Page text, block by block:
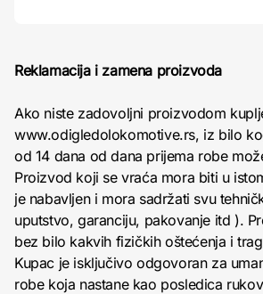
Reklamacija i zamena proizvoda
Ako niste zadovoljni proizvodom
www.odigledolokomotive.rs, iz bilo
od 14 dana od dana prijema robe
Proizvod koji se vraća mora biti u
je nabavljen i mora sadržati svu
uputstvo, garanciju, pakovanje itd ).
bez bilo kakvih fizičkih oštećenja i
Kupac je isključivo odgovoran za
robe koja nastane kao posledica